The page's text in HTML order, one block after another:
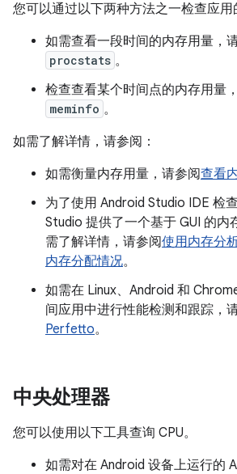
您可以通过以下两种方法之一检查应用
如需查看一段时间的内存用量，
procstats 。
检查查看某个时间点的内存用量
meminfo 。
如需了解详情，请参阅：
如需衡量内存用量，请参阅查看
为了使用 Android Studio IDE 检
Studio 提供了一个基于 GUI 的内
需了解详情，请参阅使用内存分
内存分配情况。
如需在 Linux、Android 和
间应用中进行性能检测和跟踪，
Perfetto。
中央处理器
您可以使用以下工具查询 CPU。
如需对在 Android 设备上运行的